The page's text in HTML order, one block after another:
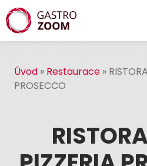
Úvod » Restaurace »
PROSECCO